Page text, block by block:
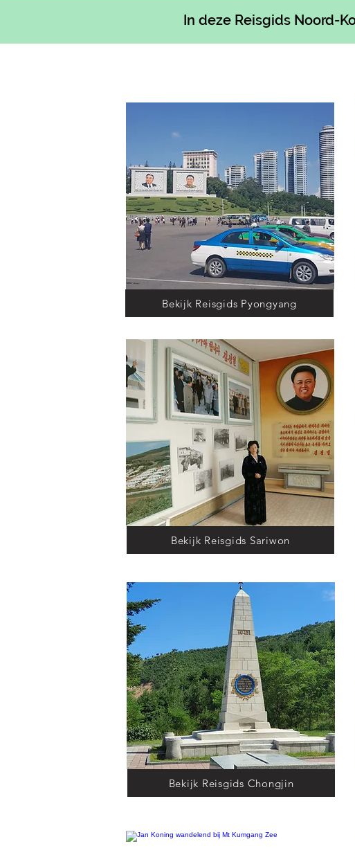
In deze Reisgids Noord-
Bekijk Reisgids Pyongyang
Bekijk Reisgids Sariwon
Bekijk Reisgids Chongjin